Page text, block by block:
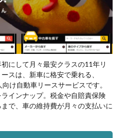
にして月々最安クラスの11年リ
スは、新車に格安で乗れる、
け自動車リースサービスです。
インナップ。税金や自賠責保険
で、車の維持費が月々の支払いに